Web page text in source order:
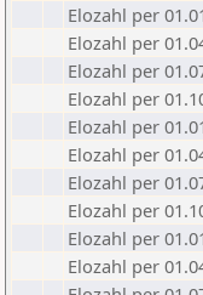
Elozahl per
Elozahl per
Elozahl per
Elozahl per
Elozahl per
Elozahl per
Elozahl per
Elozahl per
Elozahl per
Elozahl per